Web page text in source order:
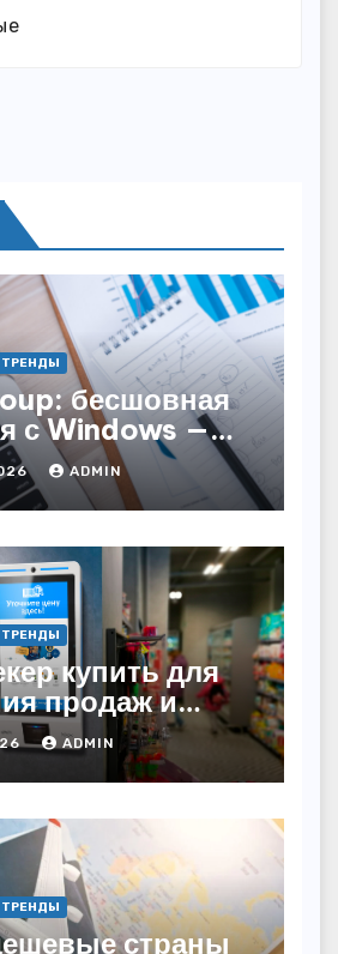
ТРЕНДЫ
бесшовная
с Windows —
бизнес-
ADMIN
ТРЕНДЫ
купить для
продаж и
ADMIN
ТРЕНДЫ
страны